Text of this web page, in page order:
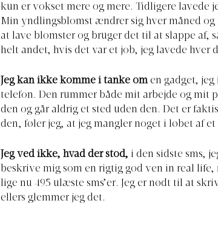
kun er vokset mere og mere. Tidligere lavede
Min yndlingsblomst ændrer sig hver måned og
at lave blomster og bruger det til at slappe af,
helt andet, hvis det var et job, jeg lavede hver
Jeg kan ikke komme i tanke omen gadget,
telefon. Den rummer både mit arbejde og mit
den og går aldrig et sted uden den. Det er
den, føler jeg, at jeg mangler noget i løbet af
Jeg ved ikke, hvad der stod, i den sidste sms,
beskrive mig som en rigtig god ven in real life,
lige nu 495 ulæste sms’er. Jeg er nødt til at
ellers glemmer jeg det.